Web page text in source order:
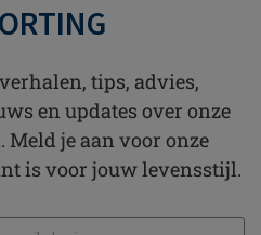
tips, advies,
en updates over onze
je aan voor onze
is voor jouw levensstijl.